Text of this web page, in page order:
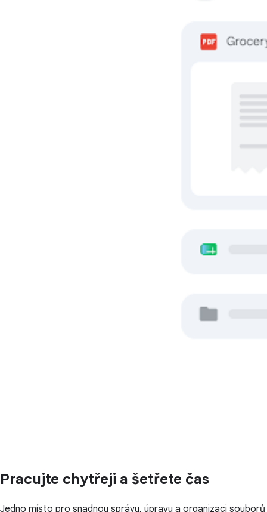
Pracujte chytřeji a šetřete čas
Jedno místo pro snadnou správu, úpravu a organizaci souborů